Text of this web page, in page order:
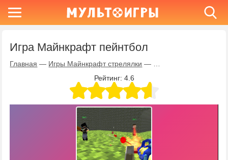
Игра Майнкрафт пейнтбол
Главная — Игры Майнкрафт стрелялки —
Рейтинг: 4.6